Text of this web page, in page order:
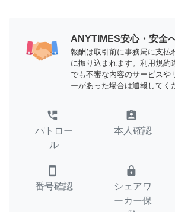
ANYTIMES安心・安全
報酬は取引前に事務局に支払
に振り込まれます。利用規約
でも不審な内容のサービスや
ーがあった場合は通報してく
perm_phone_msg
パトロー
ル
assignment_ind
本人確認
smartphone
番号確認
lock
シェアワ
ーカー保